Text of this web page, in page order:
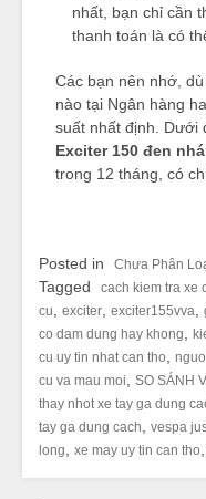
nhất, bạn chỉ cần
thanh toán là có
Các bạn nên nhớ,
nào tại Ngân hàng
suất nhất định. Dưới
Exciter 150 đen
trong 12 tháng, có
Posted in Chưa Phân
Tagged cach kiem tra xe
cu
exciter exciter155vva
co dam dung hay khong
cu uy tin nhat can tho
cu va mau moi
SO SÁNH
thay nhot xe tay ga dung
tay ga dung cach
vespa
long
xe may uy tin can tho